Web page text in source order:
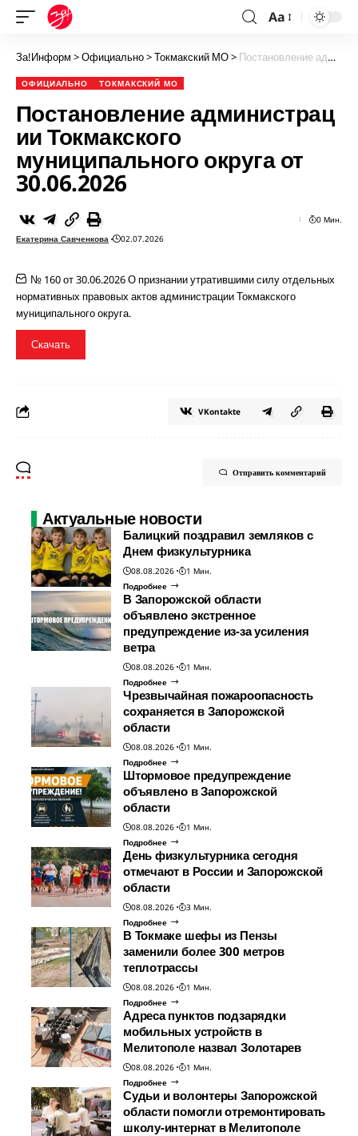
Aa
За!Информ >Официально>Токмакский МО> Постановление администрации Токмакского муниципального округа от 30.06.2026
ОФИЦИАЛЬНО ТОКМАКСКИЙ МО
Постановление администрац
ии Токмакского
муниципального округа от
30.06.2026
Екатерина Савченкова 02.07.2026
0 Мин.
№ 160 от 30.06.2026 О признании утратившими силу отдельных
нормативных правовых актов администрации Токмакского
муниципального округа.
Скачать
VKontakte
Отправить комментарий
Актуальные новости
Балицкий поздравил земляков с
Днем физкультурника
08.08.2026
1 Мин.
Подробнее
В Запорожской области
объявлено экстренное
предупреждение из-за усиления
ветра
08.08.2026
1 Мин.
Подробнее
Чрезвычайная пожароопасность
сохраняется в Запорожской
области
08.08.2026
1 Мин.
Подробнее
Штормовое предупреждение
объявлено в Запорожской
области
08.08.2026
1 Мин.
Подробнее
День физкультурника сегодня
отмечают в России и Запорожской
области
08.08.2026
3 Мин.
Подробнее
В Токмаке шефы из Пензы
заменили более 300 метров
теплотрассы
08.08.2026
1 Мин.
Подробнее
Адреса пунктов подзарядки
мобильных устройств в
Мелитополе назвал Золотарев
08.08.2026
1 Мин.
Подробнее
Судьи и волонтеры Запорожской
области помогли отремонтировать
школу-интернат в Мелитополе